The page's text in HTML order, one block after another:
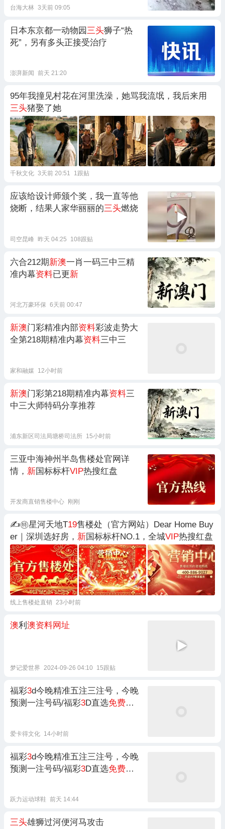
台海大林 3天前 09:05
日本东京都一动物园 三头狮子“热
死”，另有多头正接受治疗
澎湃新闻 前天 21:20
95年我撞见村花在河里洗澡，她骂我流氓，我后来用
三头猪娶了她
千秋文化 3天前 20:51 1跟贴
应该给设计师颁个奖，我一直等他
烧断，结果人家华丽丽的三头燃烧
司空昆峰 昨天 04:25 108跟贴
六合212期新澳一肖一码三中三精
准内幕资料已更新
河北万豪环保 6天前 00:47
新澳门彩精准内部资料彩波走势大
全第218期精准内幕资料三中三
家和融媒 12小时前
新澳门彩第218期精准内幕资料三
中三大师特码分享推荐
浦东新区司法局塘桥司法所 15小时前
三亚中海神州半岛售楼处官网详
情， 新国标标杆VIP热搜红盘
开发商直销售楼中心 刚刚
✍㊕星河天地T19售楼处（官方网站）Dear Home Buy
er｜深圳选好房， 新国标标杆NO.1，全城VIP热搜红盘
线上售楼处直销 23小时前
澳利 澳资料网址
梦记爱世界 2024-09-26 04:10 15跟贴
福彩3d今晚精准五注三注号，今晚
预测一注号码/福彩3D直选免费精
爱卡得文化 14小时前
福彩3d今晚精准五注三注号，今晚
预测一注号码/福彩3D直选免费精
跃力运动球鞋 前天 14:44
三头雄狮过河便河马攻击